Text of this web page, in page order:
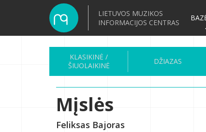
LIETUVOS MUZIKOS
INFORMACIJOS CENTRAS
KLASIKINĖ /
ŠIUOLAIKINĖ
DŽIAZAS
Mįslės
Feliksas Bajoras